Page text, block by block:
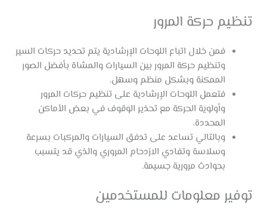
تنظيم حركة المرور
فمن خلال اتباع اللوحات الإرشادية يتم تحديد حركات السير
وتنظيم حركة المرور بين السيارات والمشاة بأفضل الصور
الممكنة وبشكل منظم وسهل.
فتعمل اللوحات الإرشادية على تنظيم حركات المرور
وأولوية الحركة مع تحذير الوقوف في بعض الأماكن
المحددة.
وبالتالي تساعد على تدفق السيارات والمركبات بسرعة
وسلاسة وتفادي الازدحام المروري والذي قد يتسبب
بحوادث مرورية جسيمة.
توفير معلومات للمستخدمين